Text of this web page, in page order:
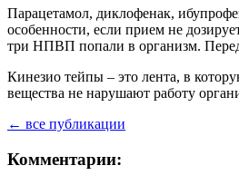
Парацетамол, диклофенак,
особенности, если прием не
три НПВП попали в организм.
Кинезио тейпы – это лента, в
вещества не нарушают работу
← все публикации
Комментарии: